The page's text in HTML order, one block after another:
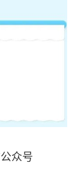
众号